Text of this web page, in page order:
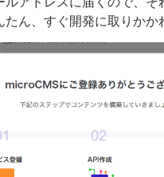
たん、すぐ開発に取りかか